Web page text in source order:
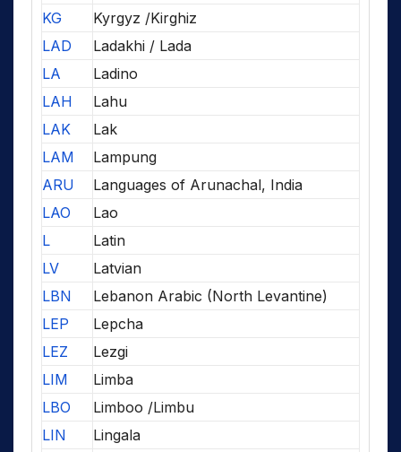
KG
Kyrgyz /Kirghiz
LAD
Ladakhi / Lada
LA
Ladino
LAH
Lahu
LAK
Lak
LAM
Lampung
ARU
Languages of Arunachal, India
LAO
Lao
L
Latin
LV
Latvian
LBN
Lebanon Arabic (North Levantine)
LEP
Lepcha
LEZ
Lezgi
LIM
Limba
LBO
Limboo /Limbu
LIN
Lingala